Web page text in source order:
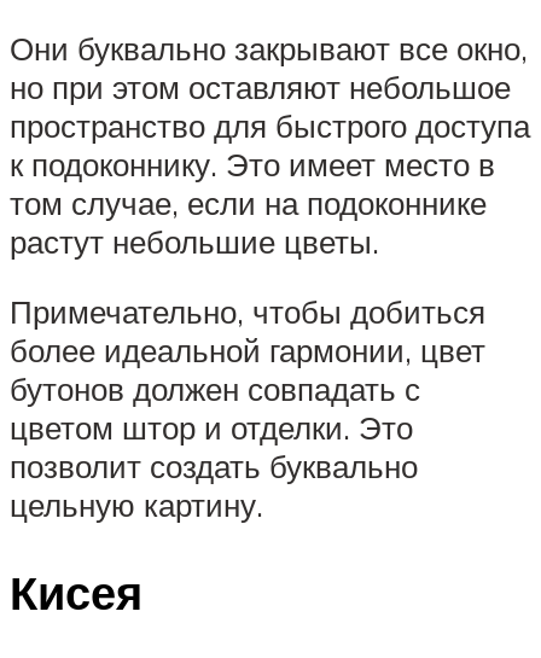
Они буквально закрывают все окно,
но при этом оставляют небольшое
пространство для быстрого доступа
к подоконнику. Это имеет место в
том случае, если на подоконнике
растут небольшие цветы.
Примечательно, чтобы добиться
более идеальной гармонии, цвет
бутонов должен совпадать с
цветом штор и отделки. Это
позволит создать буквально
цельную картину.
Кисея